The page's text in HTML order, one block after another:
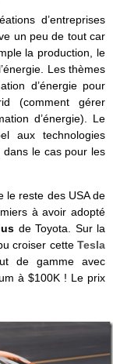
d’entreprises
un peu de tout car
la production, le
Les thèmes
d’énergie pour
(comment gérer
d’énergie). Le
aux technologies
le cas pour les
le reste des USA de
à avoir adopté
de Toyota. Sur la
croiser cette Tesla
de gamme avec
à $100K ! Le prix